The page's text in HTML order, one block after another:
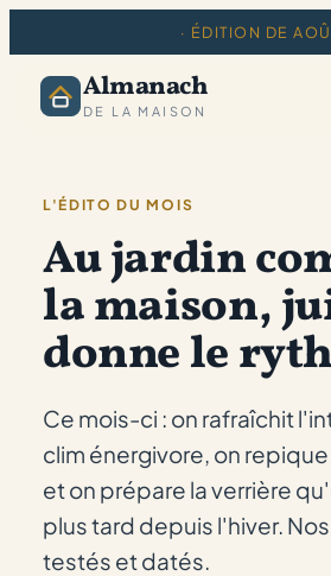
· ÉDITION DE
Almanach
DE LA MAISON
L'ÉDITO DU MOIS
Au jardin
la maison,
donne le
Ce mois-ci : on rafraîchit
clim énergivore, on
et on prépare la verrière
plus tard depuis l'hiver.
testés et datés.